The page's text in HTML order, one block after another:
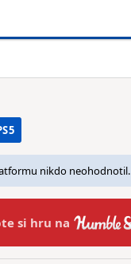
nikdo neohodnotil.
si hru na